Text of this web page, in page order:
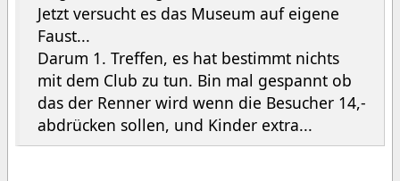
Jetzt versucht es das Museum auf eigene
Faust...
Darum 1. Treffen, es hat bestimmt nichts
mit dem Club zu tun. Bin mal gespannt ob
das der Renner wird wenn die Besucher 14,-
abdrücken sollen, und Kinder extra...